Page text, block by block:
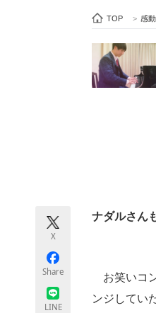
ビジネ
ITエン
TOP > 感
X
Share
LINE
ナダルさん
お笑いコ
ンジしてい